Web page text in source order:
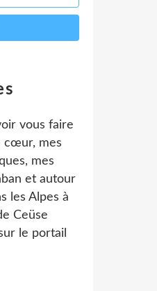
vous faire
cœur, mes
mes
et autour
les Alpes à
Ceüse
le portail